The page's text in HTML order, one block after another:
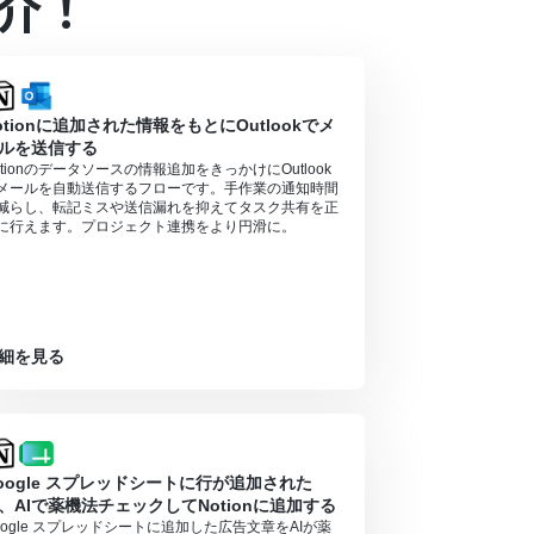
リや機能（オペレーション）を使用すること
人向けプランに加入していない場合には認証
に追加された情報をもとにOutlookでメ
を送信する
のデータソースの情報追加をきっかけにOutlook
ールを自動送信するフローです。手作業の通知時間
らし、転記ミスや送信漏れを抑えてタスク共有を正
行えます。プロジェクト連携をより円滑に。
を見る
スプレッドシートに行が追加された
AIで薬機法チェックしてNotionに追加する
スプレッドシートに追加した広告文章をAIが薬